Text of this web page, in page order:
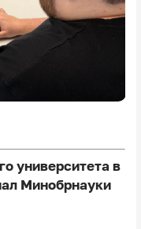
университета в
Минобрнауки